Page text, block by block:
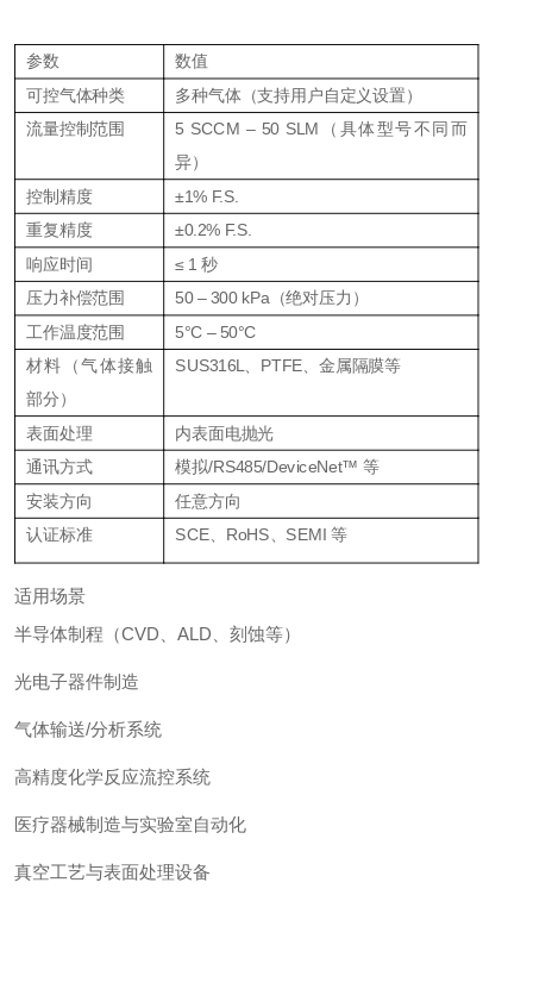
参数
数值
可控气体种类
多种气体（支持用户自定义设置）
流量控制范围 5 SCCM – 50 SLM（具体型号不同而
异）
控制精度
±1% F.S.
重复精度 ±0.2% F.S.
响应时间 ≤ 1 秒
压力补偿范围 50 – 300 kPa（绝对压力）
工作温度范围
5°C – 50°C
材料（气体接触
部分）
SUS316L、PTFE、金属隔膜等
表面处理
内表面电抛光
通讯方式
模拟/RS485/DeviceNet™ 等
安装方向
任意方向
认证标准
SCE、RoHS、SEMI 等
适用场景
半导体制程（CVD、ALD、刻蚀等）
光电子器件制造
气体输送/分析系统
高精度化学反应流控系统
医疗器械制造与实验室自动化
真空工艺与表面处理设备